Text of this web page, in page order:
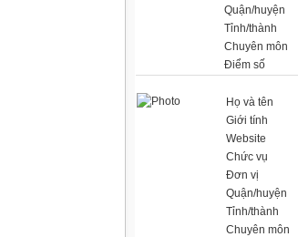
Quận/huyện
Tỉnh/thành
Chuyên môn
Điểm số
Họ và tên
Giới tính
Website
Chức vụ
Đơn vị
Quận/huyện
Tỉnh/thành
Chuyên môn